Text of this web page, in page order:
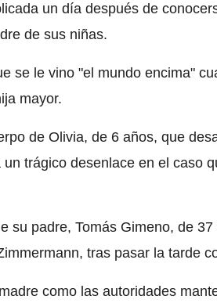
un día después de
de sus niñas.
se le vino "el mundo encima"
mayor.
de Olivia, de 6 años, que
trágico desenlace en el caso
su padre, Tomás Gimeno, de
tras pasar la tarde
como las autoridades